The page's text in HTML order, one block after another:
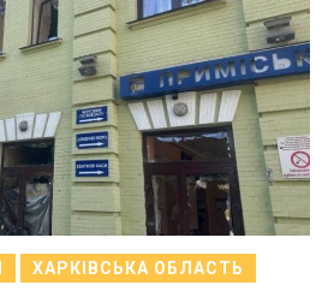
ХАРКІВСЬКА ОБЛАСТЬ